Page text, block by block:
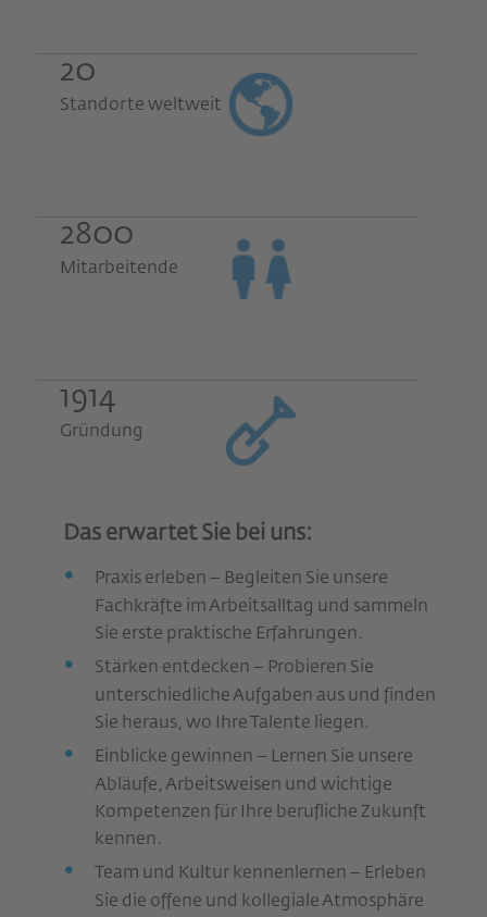
20
Standorte weltweit
2800
Mitarbeitende
1914
Gründung
Das erwartet Sie bei uns:
Praxis erleben – Begleiten Sie unsere
Fachkräfte im Arbeitsalltag und sammeln
Sie erste praktische Erfahrungen.
Stärken entdecken – Probieren Sie
unterschiedliche Aufgaben aus und finden
Sie heraus, wo Ihre Talente liegen.
Einblicke gewinnen – Lernen Sie unsere
Abläufe, Arbeitsweisen und wichtige
Kompetenzen für Ihre berufliche Zukunft
kennen.
Team und Kultur kennenlernen – Erleben
Sie die offene und kollegiale Atmosphäre